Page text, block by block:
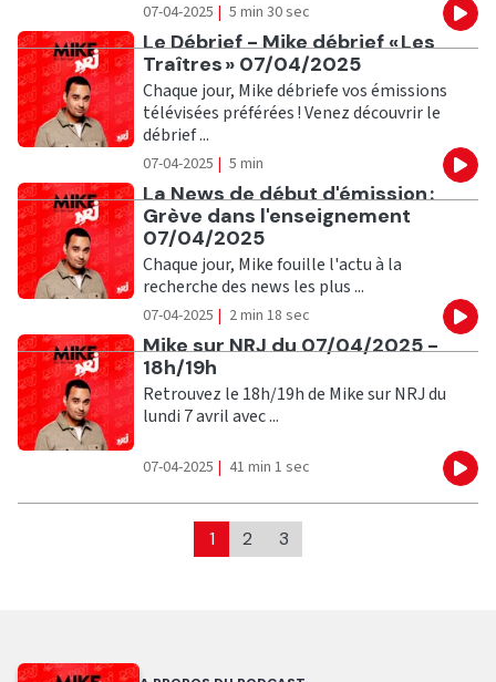
07-04-2025 | 5 min 30 sec
Ecouter
Le Débrief - Mike débrief « Les
Traîtres » 07/04/2025
Chaque jour, Mike débriefe vos émissions
télévisées préférées ! Venez découvrir le
débrief ...
07-04-2025 | 5 min
Ecouter
La News de début d'émission :
Grève dans l'enseignement
07/04/2025
Chaque jour, Mike fouille l'actu à la
recherche des news les plus ...
07-04-2025 | 2 min 18 sec
Ecouter
Mike sur NRJ du 07/04/2025 -
18h/19h
Retrouvez le 18h/19h de Mike sur NRJ du
lundi 7 avril avec ...
07-04-2025 | 41 min 1 sec
1 2 3